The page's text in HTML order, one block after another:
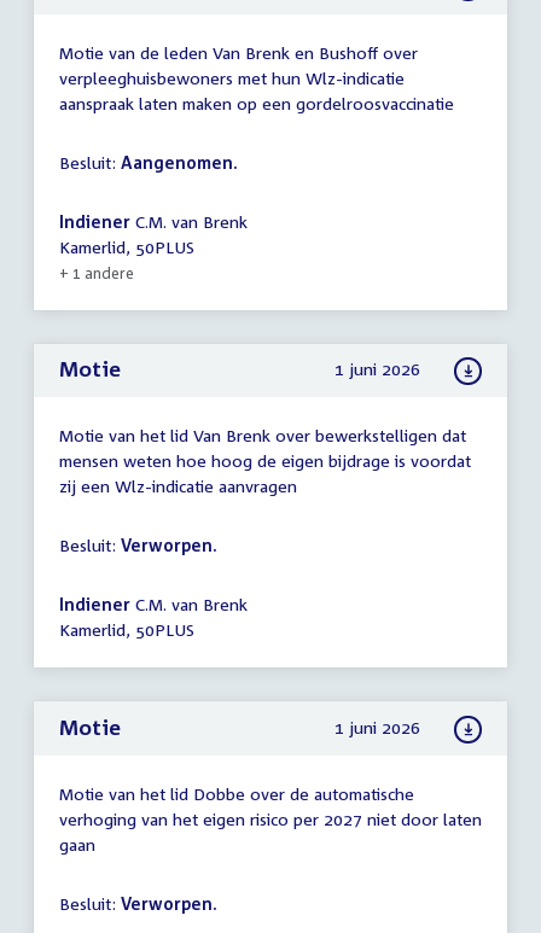
Motie van de leden Van Brenk en Bushoff over
verpleeghuisbewoners met hun Wlz-indicatie
aanspraak laten maken op een gordelroosvaccinatie
Besluit: Aangenomen.
Indiener C.M. van Brenk
Kamerlid, 50PLUS
+ 1 andere
Motie 1 juni 2026
Motie van het lid Van Brenk over bewerkstelligen dat
mensen weten hoe hoog de eigen bijdrage is voordat
zij een Wlz-indicatie aanvragen
Besluit: Verworpen.
Indiener C.M. van Brenk
Kamerlid, 50PLUS
Motie 1 juni 2026
Motie van het lid Dobbe over de automatische
verhoging van het eigen risico per 2027 niet door laten
gaan
Besluit: Verworpen.